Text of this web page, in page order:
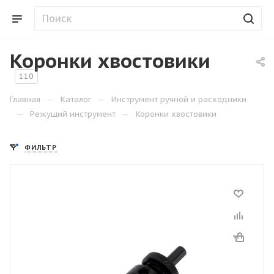
Коронки хвостовики
110
Главная — Каталог — Инструмент ручной и расходники
— Режущий инструмент — Коронки хвостовики
ФИЛЬТР